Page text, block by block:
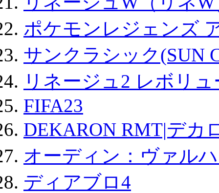
ポケモンレジェンズ
サンクラシック(SUN
リネージュ2 レボリ
FIFA23
DEKARON RMT|デカ
オーディン：ヴァル
ディアブロ4